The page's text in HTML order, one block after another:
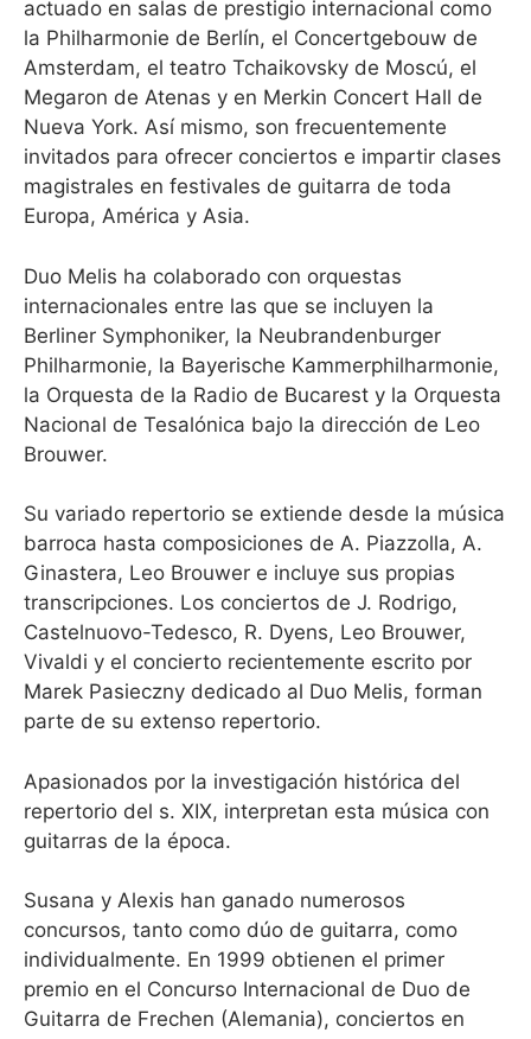
actuado en salas de prestigio internacional como
la Philharmonie de Berlín, el Concertgebouw de
Amsterdam, el teatro Tchaikovsky de Moscú, el
Megaron de Atenas y en Merkin Concert Hall de
Nueva York. Así mismo, son frecuentemente
invitados para ofrecer conciertos e impartir clases
magistrales en festivales de guitarra de toda
Europa, América y Asia.
Duo Melis ha colaborado con orquestas
internacionales entre las que se incluyen la
Berliner Symphoniker, la Neubrandenburger
Philharmonie, la Bayerische Kammerphilharmonie,
la Orquesta de la Radio de Bucarest y la Orquesta
Nacional de Tesalónica bajo la dirección de Leo
Brouwer.
Su variado repertorio se extiende desde la música
barroca hasta composiciones de A. Piazzolla, A.
Ginastera, Leo Brouwer e incluye sus propias
transcripciones. Los conciertos de J. Rodrigo,
Castelnuovo-Tedesco, R. Dyens, Leo Brouwer,
Vivaldi y el concierto recientemente escrito por
Marek Pasieczny dedicado al Duo Melis, forman
parte de su extenso repertorio.
Apasionados por la investigación histórica del
repertorio del s. XIX, interpretan esta música con
guitarras de la época.
Susana y Alexis han ganado numerosos
concursos, tanto como dúo de guitarra, como
individualmente. En 1999 obtienen el primer
premio en el Concurso Internacional de Duo de
Guitarra de Frechen (Alemania), conciertos en